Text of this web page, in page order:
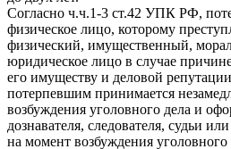
Согласно ч.ч.1-3 ст.42 УПК РФ,
физическое лицо, которому
физический, имущественный,
юридическое лицо в случае
его имуществу и деловой
потерпевшим принимается
возбуждения уголовного дела и
дознавателя, следователя, судьи
на момент возбуждения уголовного